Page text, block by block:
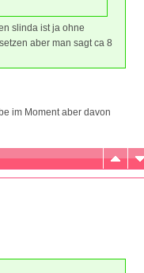
slinda ist ja ohne
aber man sagt ca 8
im Moment aber davon